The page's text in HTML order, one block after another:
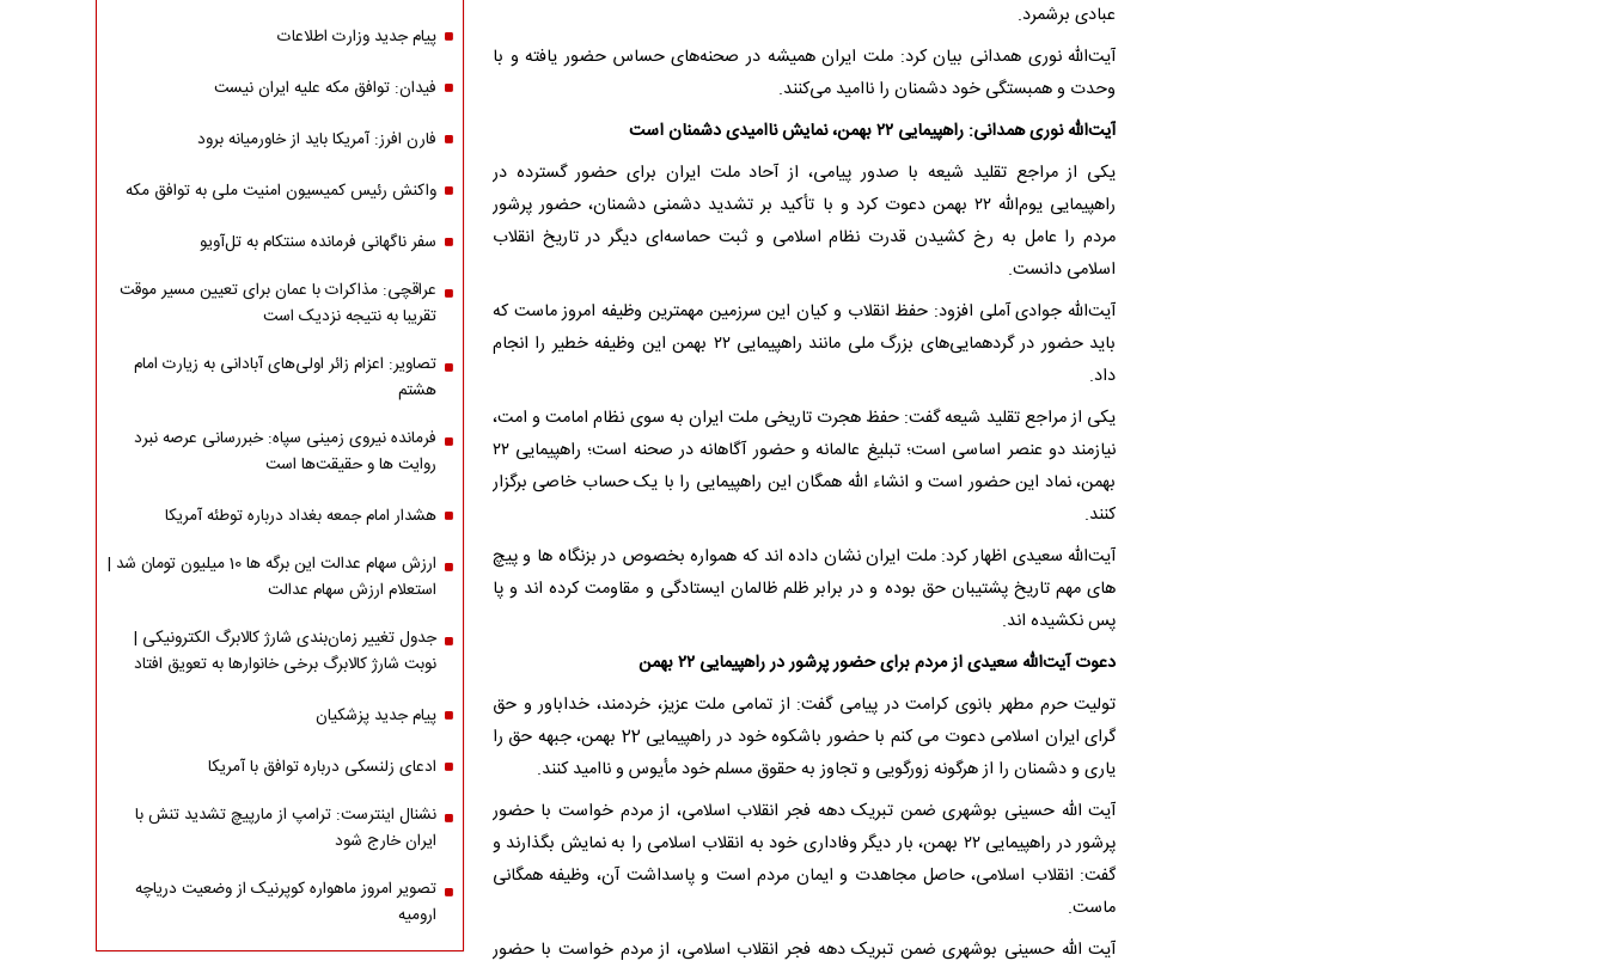
عبادی برشمرد.
آیت‌الله نوری همدانی بیان کرد: ملت ایران همیشه در صحنه‌های حساس حضور یافته و با
وحدت و همبستگی خود دشمنان را ناامید می‌کنند.
آیت‌الله نوری همدانی: راهپیمایی ۲۲ بهمن، نمایش ناامیدی دشمنان است
یکی از مراجع تقلید شیعه با صدور پیامی، از آحاد ملت ایران برای حضور گسترده در
راهپیمایی یوم‌الله ۲۲ بهمن دعوت کرد و با تأکید بر تشدید دشمنی دشمنان، حضور پرشور
مردم را عامل به رخ کشیدن قدرت نظام اسلامی و ثبت حماسه‌ای دیگر در تاریخ انقلاب
اسلامی دانست.
آیت‌الله جوادی آملی افزود: حفظ انقلاب و کیان این سرزمین مهمترین وظیفه امروز ماست که
باید حضور در گردهمایی‌های بزرگ ملی مانند راهپیمایی ۲۲ بهمن این وظیفه خطیر را انجام
داد.
یکی از مراجع تقلید شیعه گفت: حفظ هجرت تاریخی ملت ایران به سوی نظام امامت و امت،
نیازمند دو عنصر اساسی است؛ تبلیغ عالمانه و حضور آگاهانه در صحنه است؛ راهپیمایی ۲۲
بهمن، نماد این حضور است و انشاء الله همگان این راهپیمایی را با یک حساب خاصی برگزار
کنند.
آیت‌الله سعیدی اظهار کرد: ملت ایران نشان داده اند که همواره بخصوص در بزنگاه ها و پیچ
های مهم تاریخ پشتیبان حق بوده و در برابر ظلم ظالمان ایستادگی و مقاومت کرده اند و پا
پس نکشیده اند.
دعوت آیت‌الله سعیدی از مردم برای حضور پرشور در راهپیمایی ۲۲ بهمن
تولیت حرم مطهر بانوی کرامت در پیامی گفت: از تمامی ملت عزیز، خردمند، خداباور و حق
گرای ایران اسلامی دعوت می کنم با حضور باشکوه خود در راهپیمایی 22 بهمن، جبهه حق را
یاری و دشمنان را از هرگونه زورگویی و تجاوز به حقوق مسلم خود مأیوس و ناامید کنند.
آیت الله حسینی بوشهری ضمن تبریک دهه فجر انقلاب اسلامی، از مردم خواست با حضور
پرشور در راهپیمایی ۲۲ بهمن، بار دیگر وفاداری خود به انقلاب اسلامی را به نمایش بگذارند و
گفت: انقلاب اسلامی، حاصل مجاهدت و ایمان مردم است و پاسداشت آن، وظیفه همگانی
ماست.
آیت الله حسینی بوشهری ضمن تبریک دهه فجر انقلاب اسلامی، از مردم خواست با حضور
پیام جدید وزارت اطلاعات
فیدان: توافق مکه علیه ایران نیست
فارن افرز: آمریکا باید از خاورمیانه برود
واکنش رئیس کمیسیون امنیت ملی به توافق مکه
سفر ناگهانی فرمانده سنتکام به تل‌آویو
عراقچی: مذاکرات با عمان برای تعیین مسیر موقت
تقریبا به نتیجه نزدیک است
تصاویر: اعزام زائر اولی‌های آبادانی به زیارت امام
هشتم
فرمانده نیروی زمینی سپاه: خبررسانی عرصه نبرد
روایت ها و حقیقت‌ها است
هشدار امام جمعه بغداد درباره توطئه آمریکا
ارزش سهام عدالت این برگه ها 10 میلیون تومان شد |
استعلام ارزش سهام عدالت
جدول تغییر زمان‌بندی شارژ کالابرگ الکترونیکی |
نوبت شارژ کالابرگ برخی خانوارها به تعویق افتاد
پیام جدید پزشکیان
ادعای زلنسکی درباره توافق با آمریکا
نشنال اینترست: ترامپ از مارپیچ تشدید تنش با
ایران خارج شود
تصویر امروز ماهواره کوپرنیک از وضعیت دریاچه
ارومیه